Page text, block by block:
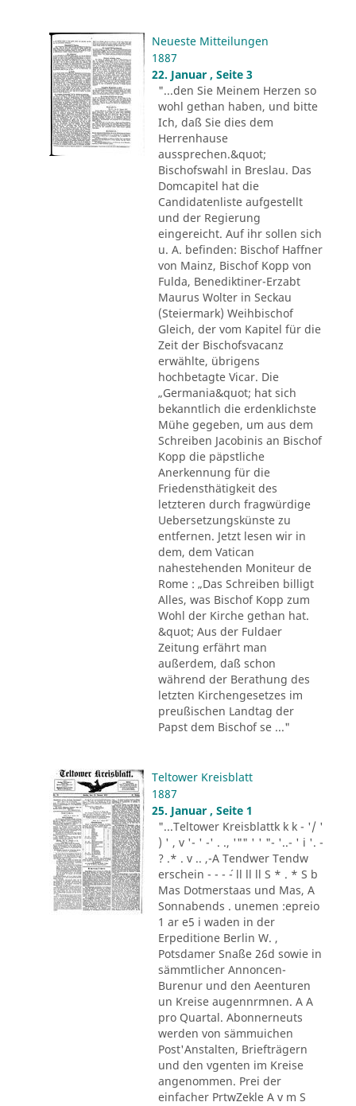
Neueste Mitteilungen
1887
22. Januar , Seite 3
"...den Sie Meinem Herzen so
wohl gethan haben, und bitte
Ich, daß Sie dies dem
Herrenhause
aussprechen.&quot;
Bischofswahl in Breslau. Das
Domcapitel hat die
Candidatenliste aufgestellt
und der Regierung
eingereicht. Auf ihr sollen sich
u. A. befinden: Bischof Haffner
von Mainz, Bischof Kopp von
Fulda, Benediktiner-Erzabt
Maurus Wolter in Seckau
(Steiermark) Weihbischof
Gleich, der vom Kapitel für die
Zeit der Bischofsvacanz
erwählte, übrigens
hochbetagte Vicar. Die
„Germania&quot; hat sich
bekanntlich die erdenklichste
Mühe gegeben, um aus dem
Schreiben Jacobinis an Bischof
Kopp die päpstliche
Anerkennung für die
Friedensthätigkeit des
letzteren durch fragwürdige
Uebersetzungskünste zu
entfernen. Jetzt lesen wir in
dem, dem Vatican
nahestehenden Moniteur de
Rome : „Das Schreiben billigt
Alles, was Bischof Kopp zum
Wohl der Kirche gethan hat.
&quot; Aus der Fuldaer
Zeitung erfährt man
außerdem, daß schon
während der Berathung des
letzten Kirchengesetzes im
preußischen Landtag der
Papst dem Bischof se ..."
Teltower Kreisblatt
1887
25. Januar , Seite 1
"...Teltower Kreisblattk k k - '/ '
) ' , v '- ' -' . ., '"" ' ' "- '..- ' i '. -
? .* . v .. ,-A Tendwer Tendw
erschein - - - ´- ll ll ll S * . * S b
Mas Dotmerstaas und Mas, A
Sonnabends . unemen :epreio
1 ar e5 i waden in der
Erpeditione Berlin W. ,
Potsdamer Snaße 26d sowie in
sämmtlicher Annoncen-
Burenur und den Aeenturen
un Kreise augennrmnen. A A
pro Quartal. Abonnerneuts
werden von sämmuichen
Post'Anstalten, Briefträgern
und den vgenten im Kreise
angenommen. Prei der
einfacher PrtwZekle A v m S